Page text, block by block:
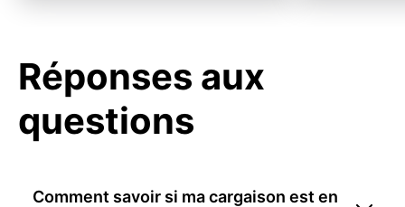
Réponses aux
questions
Comment savoir si ma cargaison est en